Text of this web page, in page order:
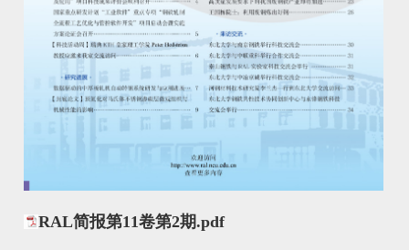
RAL简报第11卷第2期.pdf